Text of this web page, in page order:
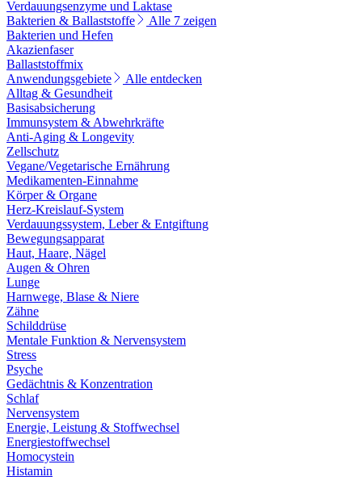
Verdauungsenzyme und Laktase
Bakterien & Ballaststoffe
Alle 7 zeigen
Bakterien und Hefen
Akazienfaser
Ballaststoffmix
Anwendungsgebiete
Alle entdecken
Alltag & Gesundheit
Basisabsicherung
Immunsystem & Abwehrkräfte
Anti-Aging & Longevity
Zellschutz
Vegane/Vegetarische Ernährung
Medikamenten-Einnahme
Körper & Organe
Herz-Kreislauf-System
Verdauungssystem, Leber & Entgiftung
Bewegungsapparat
Haut, Haare, Nägel
Augen & Ohren
Lunge
Harnwege, Blase & Niere
Zähne
Schilddrüse
Mentale Funktion & Nervensystem
Stress
Psyche
Gedächtnis & Konzentration
Schlaf
Nervensystem
Energie, Leistung & Stoffwechsel
Energiestoffwechsel
Homocystein
Histamin